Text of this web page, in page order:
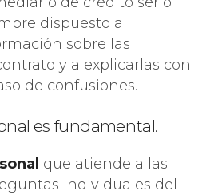
dispuesto a
sobre las
y a explicarlas con
de confusiones.
es fundamental.
que atiende a las
individuales del